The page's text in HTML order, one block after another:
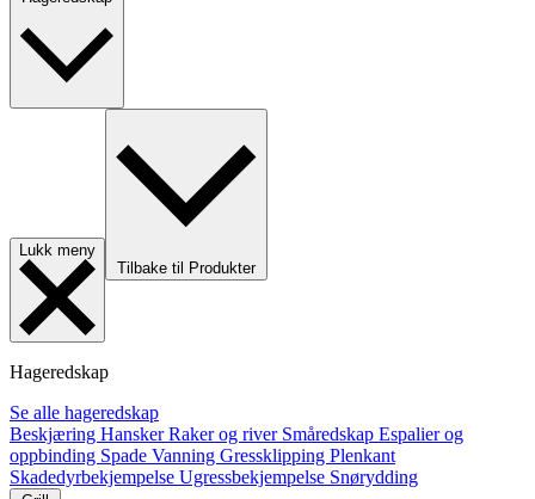
Lukk meny
Tilbake til Produkter
Hageredskap
Se alle hageredskap
Beskjæring HanskerRaker og river Småredskap Espalier og
oppbinding Spade Vanning Gressklipping Plenkant
Skadedyrbekjempelse Ugressbekjempelse Snørydding